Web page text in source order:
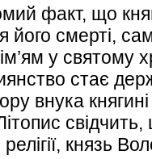
факт, що
його смерті,
у святому
стає
внука
релігії, князь